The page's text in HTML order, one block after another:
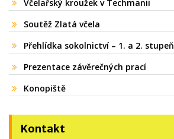
Včelařský kroužek v Techmanii
Soutěž Zlatá včela
Přehlídka sokolnictví – 1. a 2. stupeň
Prezentace závěrečných prací
Konopiště
Kontakt